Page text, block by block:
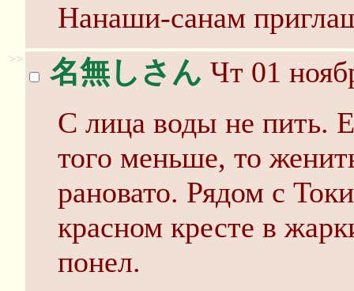
Нанаши-санам
>> 名無しさん Чт 01
С лица воды не пить.
того меньше, то
рановато. Рядом с
красном кресте в
понел.